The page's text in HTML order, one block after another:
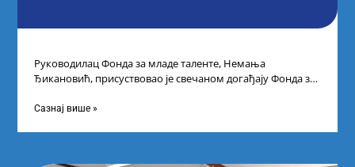
Руководилац Фонда за младе таленте, Немања
Ђикановић, присуствовао је свечаном догађају Фонда за
Сазнај више »